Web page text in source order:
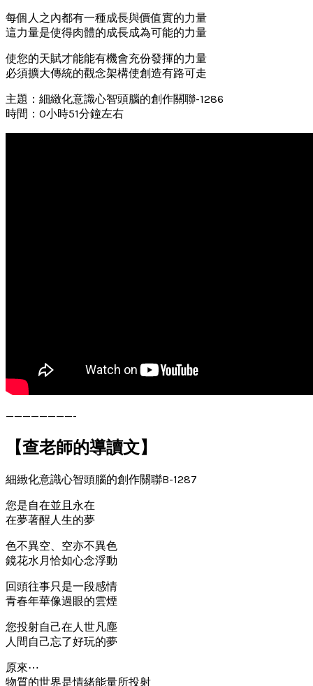
每個人之內都有一種成長與價值實的力量
這力量是使得肉體的成長成為可能的力量
使您的天賦才能能有機會充份發揮的力量
必須擴大傳統的觀念架構使創造有路可走
主題：細緻化意識心智頭腦的創作關聯-1286
時間：0小時51分鐘左右
————————-
【查老師的導讀文】
細緻化意識心智頭腦的創作關聯B-1287
您是自在並且永在
在夢著醒人生的夢
色不異空、空亦不異色
鏡花水月恰如心念浮動
回頭往事只是一段感情
青春年華像過眼的雲煙
您投射自己在人世凡塵
人間自己忘了好玩的夢
原來⋯
物質的世界是情緒能量所投射